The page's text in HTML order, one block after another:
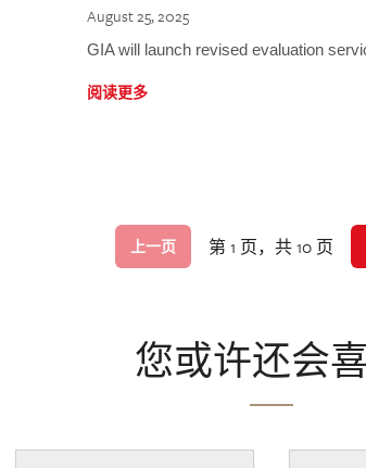
August 25, 2025
GIA will launch revised evaluation
阅读更多
上一页 第 1 页，共 10 页
您或许还会